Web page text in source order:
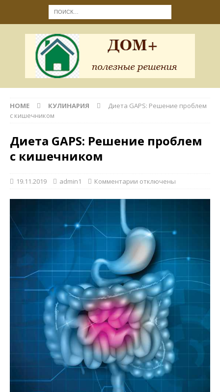
HOME КУЛИНАРИЯ
Диета GAPS: Решение проблем
с кишечником
Диета GAPS: Решение проблем
с кишечником
19.11.2019 admin1 Комментарии отключены